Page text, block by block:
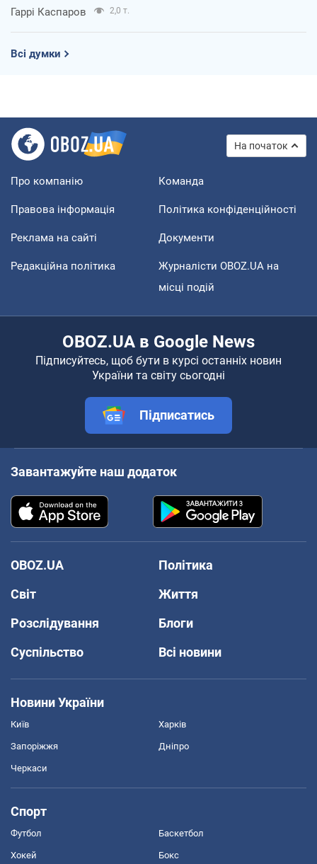
Гаррі Каспаров 2,0 т.
Всі думки
На початок
Про компанію Команда
Правова інформація Політика конфіденційності
Реклама на сайті Документи
Редакційна політика
Журналісти OBOZ.UA на
місці подій
OBOZ.UA в Google News
Підписуйтесь, щоб бути в курсі останніх новин
України та світу сьогодні
Підписатись
Завантажуйте наш додаток
OBOZ.UA
Політика
Світ
Життя
Розслідування
Блоги
Суспільство
Всі новини
Новини України
Київ Харків
Запоріжжя Дніпро
Черкаси
Спорт
Футбол Баскетбол
Хокей Бокс